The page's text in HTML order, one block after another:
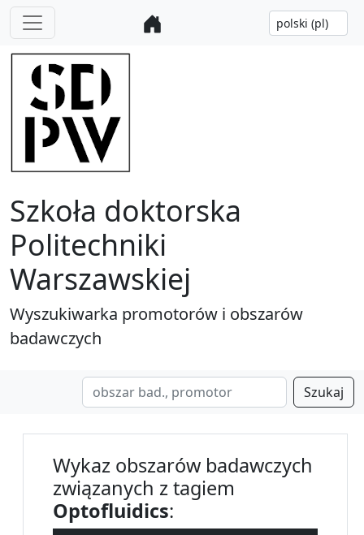
Szkoła doktorska
Politechniki
Warszawskiej
Wyszukiwarka promotorów i obszarów
badawczych
Szukaj
Wykaz obszarów badawczych
związanych z tagiem
Optofluidics: